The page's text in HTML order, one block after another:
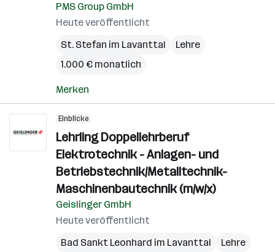
PMS Group GmbH
Heute veröffentlicht
St. Stefan im Lavanttal
Lehre
1.000 € monatlich
Merken
Einblicke
Lehrling Doppellehrberuf
Elektrotechnik - Anlagen- und
Betriebstechnik/Metalltechnik-
Maschinenbautechnik (m/w/x)
Geislinger GmbH
Heute veröffentlicht
Bad Sankt Leonhard im Lavanttal
Lehre